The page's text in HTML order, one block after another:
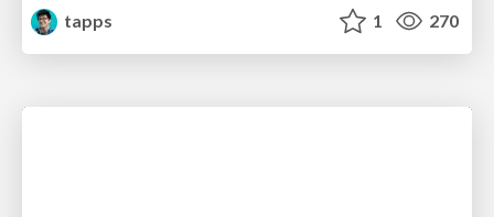
tapps
1 270